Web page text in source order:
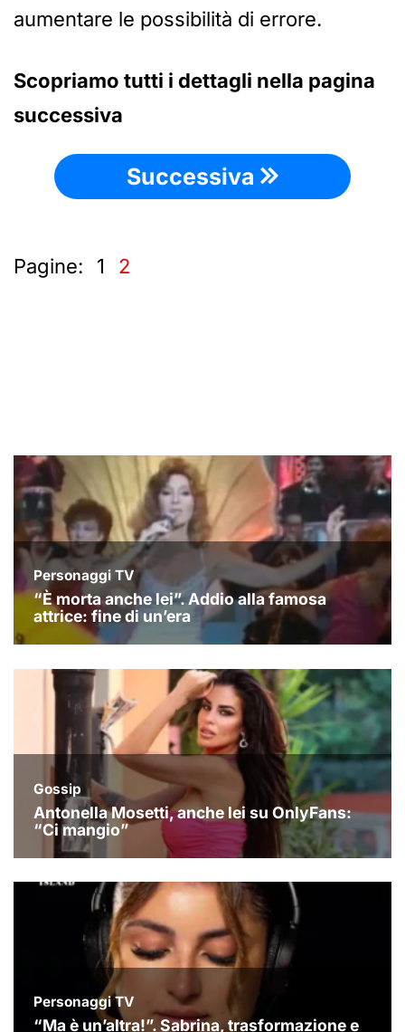
aumentare le possibilità di errore.
Scopriamo tutti i dettagli nella pagina
successiva
Successiva
Pagine: 1 2